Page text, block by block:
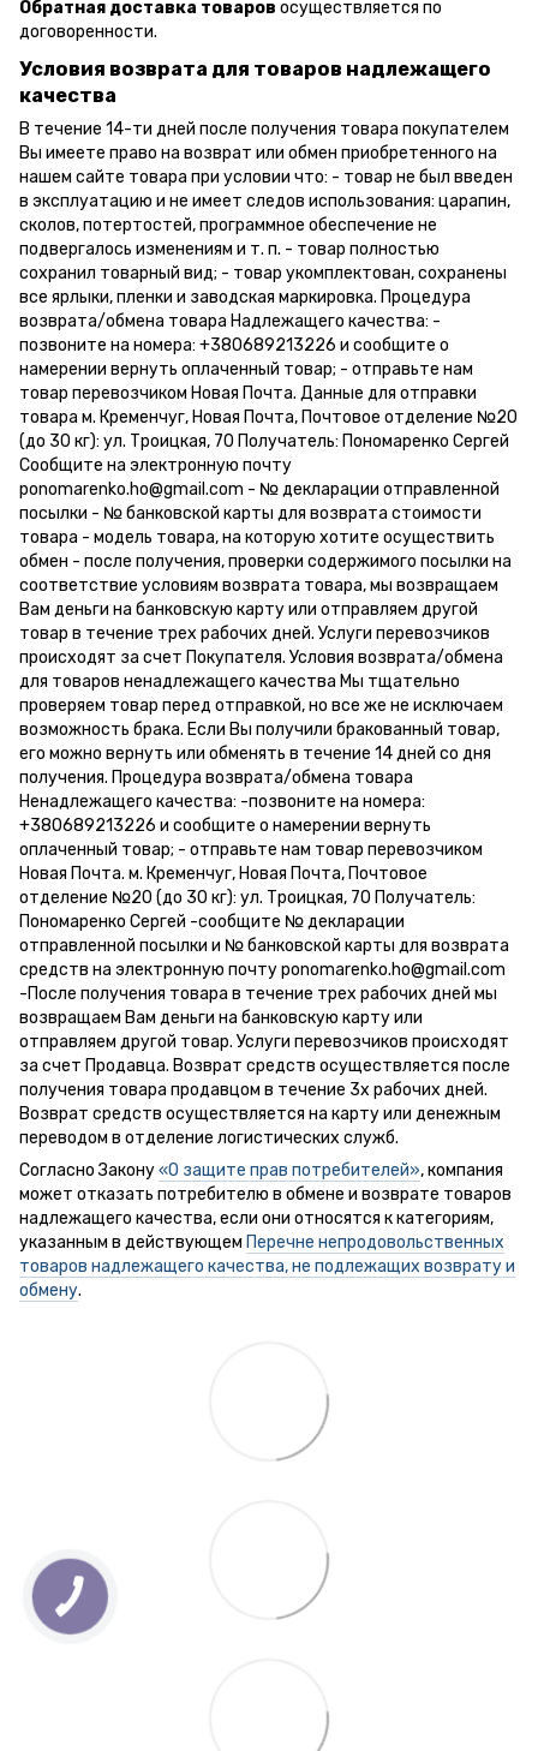
Обратная доставка товаров осуществляется по
договоренности.
Условия возврата для товаров надлежащего
качества
В течение 14-ти дней после получения товара покупателем
Вы имеете право на возврат или обмен приобретенного на
нашем сайте товара при условии что: - товар не был введен
в эксплуатацию и не имеет следов использования: царапин,
сколов, потертостей, программное обеспечение не
подвергалось изменениям и т. п. - товар полностью
сохранил товарный вид; - товар укомплектован, сохранены
все ярлыки, пленки и заводская маркировка. Процедура
возврата/обмена товара Надлежащего качества: -
позвоните на номера: +380689213226 и сообщите о
намерении вернуть оплаченный товар; - отправьте нам
товар перевозчиком Новая Почта. Данные для отправки
товара м. Кременчуг, Новая Почта, Почтовое отделение №20
(до 30 кг): ул. Троицкая, 70 Получатель: Пономаренко Сергей
Сообщите на электронную почту
ponomarenko.ho@gmail.com - № декларации отправленной
посылки - № банковской карты для возврата стоимости
товара - модель товара, на которую хотите осуществить
обмен - после получения, проверки содержимого посылки на
соответствие условиям возврата товара, мы возвращаем
Вам деньги на банковскую карту или отправляем другой
товар в течение трех рабочих дней. Услуги перевозчиков
происходят за счет Покупателя. Условия возврата/обмена
для товаров ненадлежащего качества Мы тщательно
проверяем товар перед отправкой, но все же не исключаем
возможность брака. Если Вы получили бракованный товар,
его можно вернуть или обменять в течение 14 дней со дня
получения. Процедура возврата/обмена товара
Ненадлежащего качества: -позвоните на номера:
+380689213226 и сообщите о намерении вернуть
оплаченный товар; - отправьте нам товар перевозчиком
Новая Почта. м. Кременчуг, Новая Почта, Почтовое
отделение №20 (до 30 кг): ул. Троицкая, 70 Получатель:
Пономаренко Сергей -сообщите № декларации
отправленной посылки и № банковской карты для возврата
средств на электронную почту ponomarenko.ho@gmail.com
-После получения товара в течение трех рабочих дней мы
возвращаем Вам деньги на банковскую карту или
отправляем другой товар. Услуги перевозчиков происходят
за счет Продавца. Возврат средств осуществляется после
получения товара продавцом в течение 3х рабочих дней.
Возврат средств осуществляется на карту или денежным
переводом в отделение логистических служб.
Согласно Закону«О защите прав потребителей», компания
может отказать потребителю в обмене и возврате товаров
надлежащего качества, если они относятся к категориям,
указанным в действующем Перечне непродовольственных
товаров надлежащего качества, не подлежащих возврату и
обмену.